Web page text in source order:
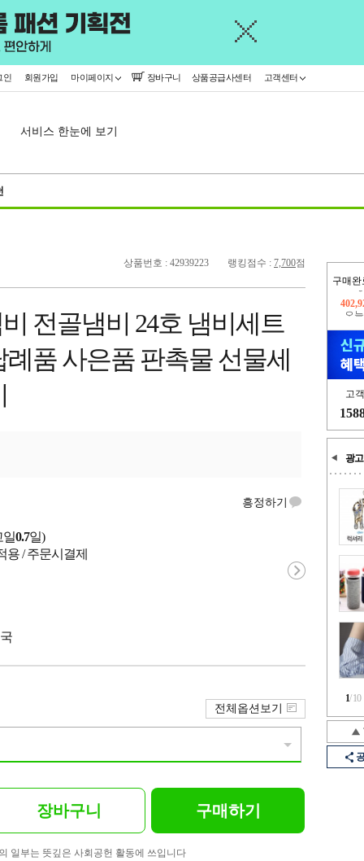
인 회원가입 마이페이지 장바구니 상품공급사센터 고객센터
서비스 한눈에 보기
구매완
오
고
광고
1/10
상품번호 : 42939223 랭킹점수 : 7,700점
전골냄비 24호 냄비세트
품 사은품 판촉물 선물세
흥정하기
일0.7일)
용 / 주문시결제
전체옵션보기
장바구니 구매하기
일부는 뜻깊은 사회공헌 활동에 쓰입니다